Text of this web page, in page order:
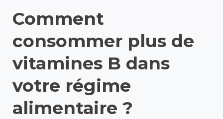
Comment
consommer plus de
vitamines B dans
votre régime
alimentaire ?